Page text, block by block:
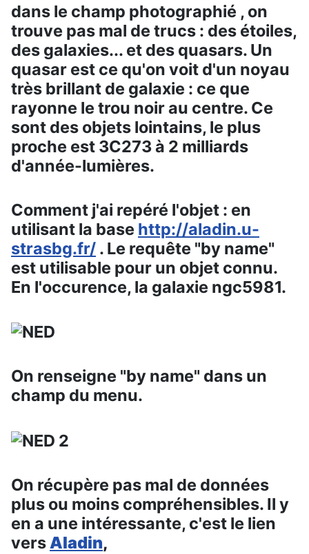
dans le champ photographié , on
trouve pas mal de trucs : des étoiles,
des galaxies... et des quasars. Un
quasar est ce qu'on voit d'un noyau
très brillant de galaxie : ce que
rayonne le trou noir au centre. Ce
sont des objets lointains, le plus
proche est 3C273 à 2 milliards
d'année-lumières.
Comment j'ai repéré l'objet : en
utilisant la base http://aladin.u-
strasbg.fr/ . Le requête "by name"
est utilisable pour un objet connu.
En l'occurence, la galaxie ngc5981.
On renseigne "by name" dans un
champ du menu.
On récupère pas mal de données
plus ou moins compréhensibles. Il y
en a une intéressante, c'est le lien
versAladin,